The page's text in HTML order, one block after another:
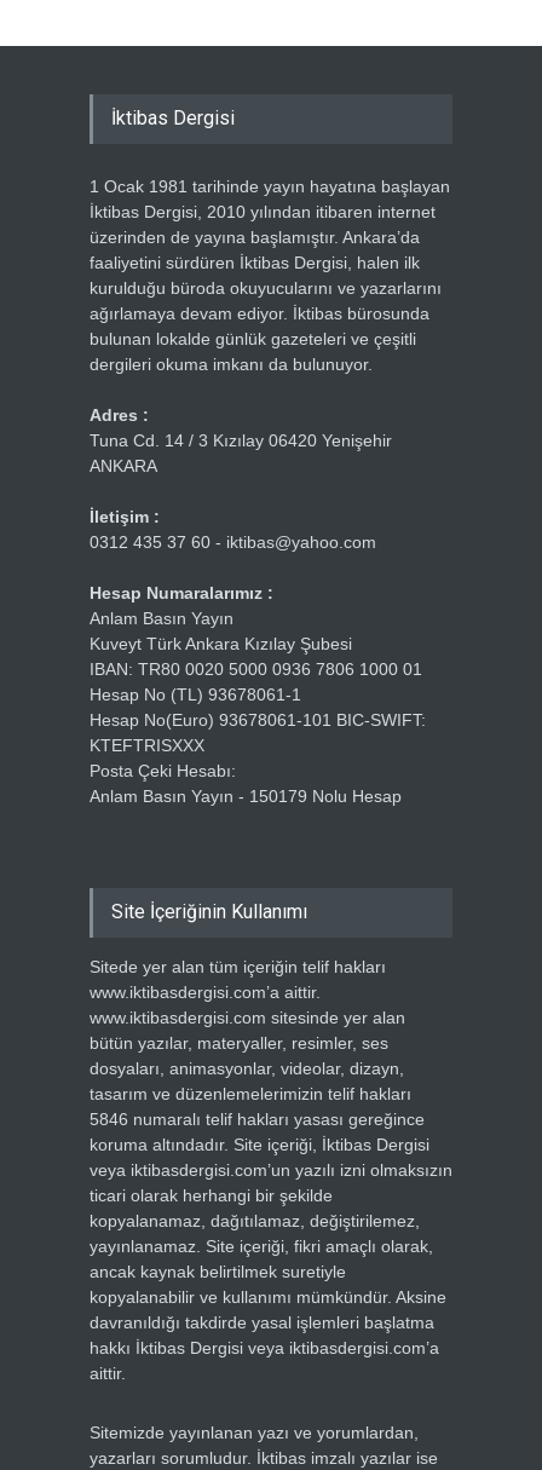
İktibas Dergisi
1 Ocak 1981 tarihinde yayın hayatına başlayan
İktibas Dergisi, 2010 yılından itibaren internet
üzerinden de yayına başlamıştır. Ankara’da
faaliyetini sürdüren İktibas Dergisi, halen ilk
kurulduğu büroda okuyucularını ve yazarlarını
ağırlamaya devam ediyor. İktibas bürosunda
bulunan lokalde günlük gazeteleri ve çeşitli
dergileri okuma imkanı da bulunuyor.
Adres :
Tuna Cd. 14 / 3 Kızılay 06420 Yenişehir
ANKARA
İletişim :
0312 435 37 60 - iktibas@yahoo.com
Hesap Numaralarımız :
Anlam Basın Yayın
Kuveyt Türk Ankara Kızılay Şubesi
IBAN: TR80 0020 5000 0936 7806 1000 01
Hesap No (TL) 93678061-1
Hesap No(Euro) 93678061-101 BIC-SWIFT:
KTEFTRISXXX
Posta Çeki Hesabı:
Anlam Basın Yayın - 150179 Nolu Hesap
Site İçeriğinin Kullanımı
Sitede yer alan tüm içeriğin telif hakları
www.iktibasdergisi.com’a aittir.
www.iktibasdergisi.com sitesinde yer alan
bütün yazılar, materyaller, resimler, ses
dosyaları, animasyonlar, videolar, dizayn,
tasarım ve düzenlemelerimizin telif hakları
5846 numaralı telif hakları yasası gereğince
koruma altındadır. Site içeriği, İktibas Dergisi
veya iktibasdergisi.com’un yazılı izni olmaksızın
ticari olarak herhangi bir şekilde
kopyalanamaz, dağıtılamaz, değiştirilemez,
yayınlanamaz. Site içeriği, fikri amaçlı olarak,
ancak kaynak belirtilmek suretiyle
kopyalanabilir ve kullanımı mümkündür. Aksine
davranıldığı takdirde yasal işlemleri başlatma
hakkı İktibas Dergisi veya iktibasdergisi.com’a
aittir.
Sitemizde yayınlanan yazı ve yorumlardan,
yazarları sorumludur. İktibas imzalı yazılar ise